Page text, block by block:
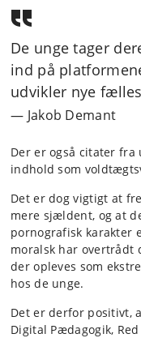
De unge tager
ind på
udvikler nye
Jakob Demant
Der er også citater
indhold som
Det er dog vigtigt at
mere sjældent, og at
pornografisk karakter
moralsk har overtrådt
der opleves som
hos de unge.
Det er derfor positivt,
Digital Pædagogik,